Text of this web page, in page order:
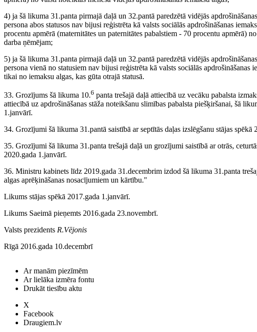
4) ja šā likuma 31.panta pirmajā daļā un 32.pantā paredzētā vidējās
persona abos statusos nav bijusi reģistrēta kā valsts sociālās apdrošināšanas
procentu apmērā (maternitātes un paternitātes pabalstiem - 70 procentu apmērā)
darba ņēmējam;
5) ja šā likuma 31.panta pirmajā daļā un 32.pantā paredzētā vidējās
persona vienā no statusiem nav bijusi reģistrēta kā valsts sociālās
tikai no iemaksu algas, kas gūta otrajā statusā.
33. Grozījums šā likuma 10.6 panta trešajā daļā attiecībā uz vecāku pabalsta
attiecībā uz apdrošināšanas stāža noteikšanu slimības pabalsta piešķiršanai, šā
1.janvārī.
34. Grozījumi šā likuma 31.pantā saistībā ar septītās daļas izslēgšanu stājas spēkā
35. Grozījumi šā likuma 31.panta trešajā daļā un grozījumi saistībā ar otrās,
2020.gada 1.janvārī.
36. Ministru kabinets līdz 2019.gada 31.decembrim izdod šā likuma 31.panta
algas aprēķināšanas nosacījumiem un kārtību."
Likums stājas spēkā 2017.gada 1.janvārī.
Likums Saeimā pieņemts 2016.gada 23.novembrī.
Valsts prezidents R.Vējonis
Rīgā 2016.gada 10.decembrī
Ar manām piezīmēm
Ar lielāka izmēra fontu
Drukāt tiesību aktu
X
Facebook
Draugiem.lv